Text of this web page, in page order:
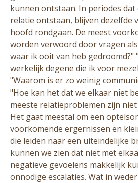
kunnen ontstaan. In periodes dat
relatie ontstaan, blijven dezelfde
hoofd rondgaan. De meest
worden verwoord door vragen
waar ik ooit van heb
werkelijk degene die ik voor
"Waarom is er zo weinig
"Hoe kan het dat we elkaar niet
meeste relatieproblemen zijn
Het gaat meestal om een
voorkomende ergernissen en
die leiden naar een uiteindelijke
kunnen we zien dat niet met
negatieve gevoelens makkelijk
onnodige escalaties. Wat in